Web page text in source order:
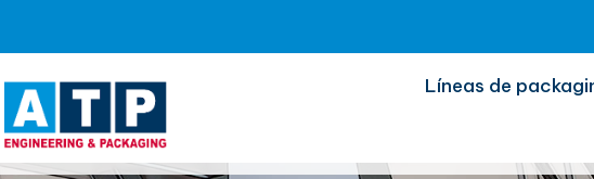
Líneas de